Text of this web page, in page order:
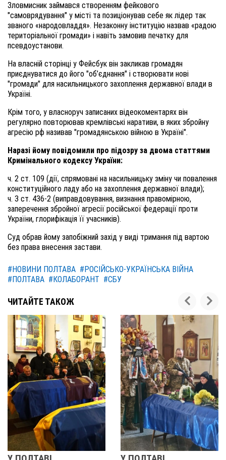
Зловмисник займався створенням фейкового
"самоврядування" у місті та позиціонував себе як лідер так
званого «народовладдя». Незаконну інституцію назвав «радою
територіальної громади» і навіть замовив печатку для
псевдоустанови.
На власній сторінці у Фейсбук він закликав громадян
приєднуватися до його "об’єднання" і створювати нові
"громади" для насильницького захоплення державної влади в
Україні.
Крім того, у власноруч записаних відеокоментарях він
регулярно повторював кремлівські наративи, в яких збройну
агресію рф називав "громадянською війною в Україні".
Наразі йому повідомили про підозру за двома статтями
Кримінального кодексу України:
ч. 2 ст. 109 (дії, спрямовані на насильницьку зміну чи повалення
конституційного ладу або на захоплення державної влади);
ч. 3 ст. 436-2 (виправдовування, визнання правомірною,
заперечення збройної агресії російської федерації проти
України, глорифікація її учасників).
Суд обрав йому запобіжний захід у виді тримання під вартою
без права внесення застави.
#НОВИНИ ПОЛТАВА #РОСІЙСЬКО-УКРАЇНСЬКА ВІЙНА
#ПОЛТАВА #КОЛАБОРАНТ #СБУ
ЧИТАЙТЕ ТАКОЖ